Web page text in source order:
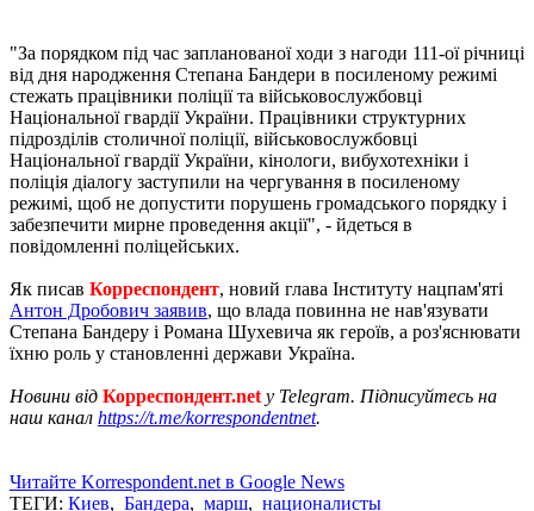
"За порядком під час запланованої ходи з нагоди 111-ої річниці
від дня народження Степана Бандери в посиленому режимі
стежать працівники поліції та військовослужбовці
Національної гвардії України. Працівники структурних
підрозділів столичної поліції, військовослужбовці
Національної гвардії України, кінологи, вибухотехніки і
поліція діалогу заступили на чергування в посиленому
режимі, щоб не допустити порушень громадського порядку і
забезпечити мирне проведення акції", - йдеться в
повідомленні поліцейських.
Як писав Корреспондент, новий глава Інституту нацпам'яті
Антон Дробович заявив, що влада повинна не нав'язувати
Степана Бандеру і Романа Шухевича як героїв, а роз'яснювати
їхню роль у становленні держави Україна.
Новини від Корреспондент.net у Telegram. Підписуйтесь на
наш канал https://t.me/korrespondentnet.
Читайте Korrespondent.net в Google News
ТЕГИ: Киев, Бандера, марш, националисты